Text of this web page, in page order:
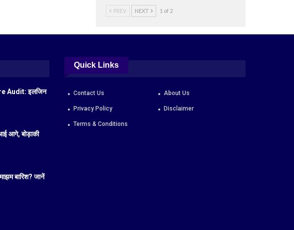
PREV NEXT 1 of 2
Audit: इलजिन
आगे, बोड़ाकी
बारिश? जानें
Quick Links
Contact Us About Us
Privacy Policy Disclaimer
Terms & Conditions